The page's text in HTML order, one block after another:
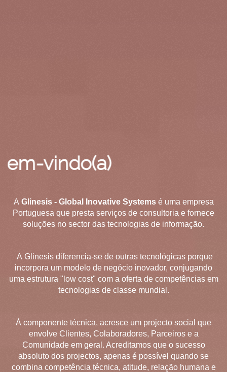
A Glinesis - Global Inovative Systemsé uma empresa
Portuguesa que presta serviços de consultoria e fornece
soluções no sector das tecnologias de informação.
A Glinesis diferencia-se de outras tecnológicas porque
incorpora um modelo de negócio inovador, conjugando
uma estrutura "low cost" com a oferta de competências em
tecnologias de classe mundial.
À componente técnica, acresce um projecto social que
envolve Clientes, Colaboradores, Parceiros e a
Comunidade em geral. Acreditamos que o sucesso
absoluto dos projectos, apenas é possível quando se
combina competência técnica, atitude, relação humana e